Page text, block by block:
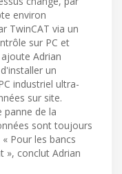
environ
TwinCAT via un
sur PC et
Adrian
un
industriel ultra-
sur site.
panne de la
sont toujours
Pour les bancs
», conclut Adrian